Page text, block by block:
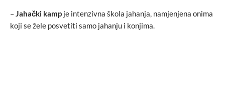
–Jahački kamp je intenzivna škola jahanja, namjenjena onima
koji se žele posvetiti samo jahanju i konjima.